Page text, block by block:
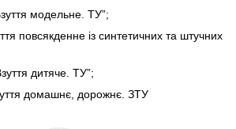
модельне. ТУ”;
повсякденне із синтетичних та штучних
дитяче. ТУ”;
домашнє, дорожнє. ЗТУ